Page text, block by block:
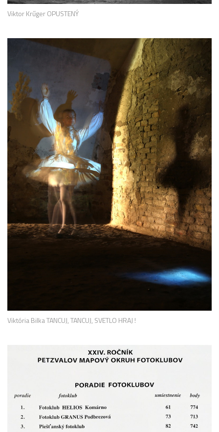
Viktor Krűger OPUSTENÝ
Viktória Bilka TANCUJ, TANCUJ, SVETLO HRAJ !